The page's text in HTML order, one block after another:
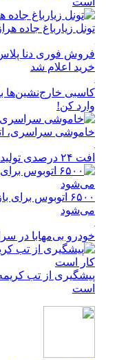
تونل زیارباغ جاده
فروش فوری دنا
خرید اعلام شد
وارد کن!
خاموشی سراسری،
افت ۲۴ درصدی تولید خودرو در کشور
۶۵۰۰ اتوبوس
می‌شود
خودرو بی‌مهابا در
پیشگیری از تب
است